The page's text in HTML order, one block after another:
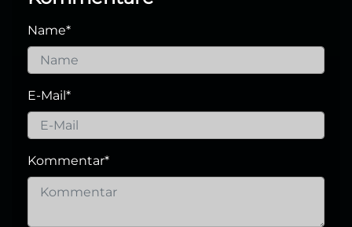
Name*
E-Mail*
Kommentar*